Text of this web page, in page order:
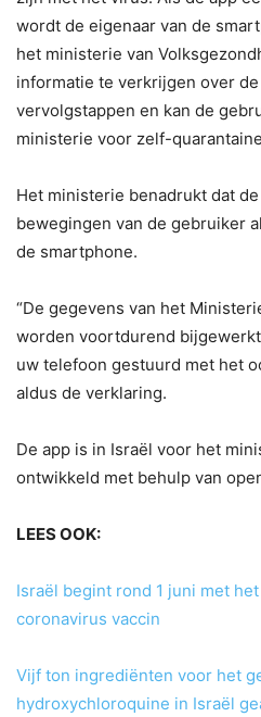
wordt de eigenaar van de
het ministerie van
informatie te verkrijgen over
vervolgstappen en kan de
ministerie voor zelf-
Het ministerie benadrukt dat
bewegingen van de gebruiker
de smartphone.
“De gegevens van het
worden voortdurend
uw telefoon gestuurd met het
aldus de verklaring.
De app is in Israël voor het
ontwikkeld met behulp van
LEES OOK:
Israël begint rond 1 juni met
coronavirus vaccin
Vijf ton ingrediënten voor het
hydroxychloroquine in Israël